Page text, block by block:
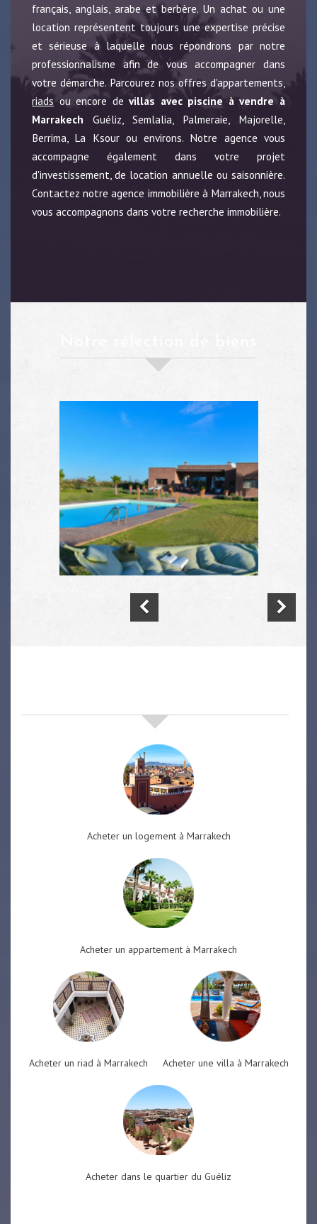
français, anglais, arabe et berbère. Un achat ou une
location représentent toujours une expertise précise
et sérieuse à laquelle nous répondrons par notre
professionnalisme afin de vous accompagner dans
votre démarche. Parcourez nos offres d'appartements,
riads ou encore devillas avec piscine à vendre à
Marrakech Guéliz, Semlalia, Palmeraie, Majorelle,
Berrima, La Ksour ou environs. Notre agence vous
accompagne également dans votre projet
d'investissement, de location annuelle ou saisonnière.
Contactez notre agence immobilière à Marrakech, nous
vous accompagnons dans votre recherche immobilière.
Acheter un logement à Marrakech
Acheter un appartement à Marrakech
Acheter un riad à Marrakech Acheter une villa à Marrakech
Acheter dans le quartier du Guéliz